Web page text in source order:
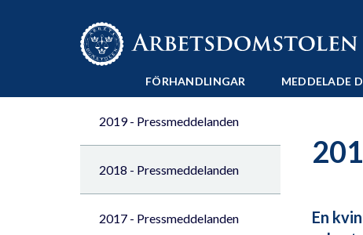
Till innehåll på sidan x
FÖRHANDLINGAR MEDDELADE
2019 - Pressmeddelanden
2018 - Pressmeddelanden
2017 - Pressmeddelanden
En